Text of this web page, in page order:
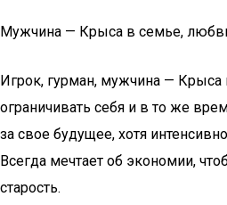
Мужчина — Крыса в семье,
Игрок, гурман, мужчина — Крыса
ограничивать себя и в то же
за свое будущее, хотя
Всегда мечтает об экономии,
старость.